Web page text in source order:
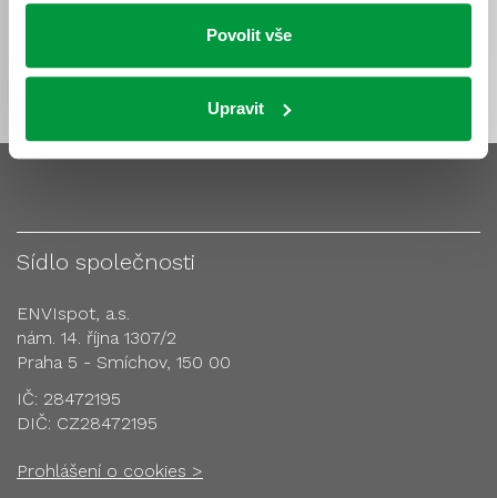
Povolit vše
Upravit
Sídlo společnosti
ENVIspot, a.s.
nám. 14. října 1307/2
Praha 5 - Smíchov, 150 00
IČ: 28472195
DIČ: CZ28472195
Prohlášení o cookies >